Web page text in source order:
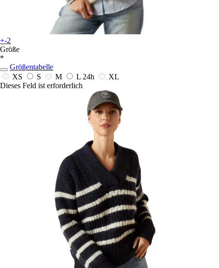
+-2
Größe
*
Größentabelle
XS
S M L 24h
XL
Dieses Feld ist erforderlich